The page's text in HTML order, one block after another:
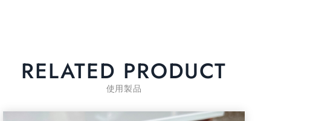
RELATED PRODUCT
使用製品